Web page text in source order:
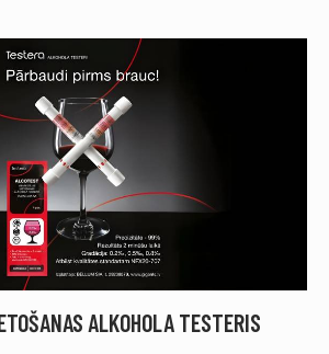
ALKOHOLA TESTERIS